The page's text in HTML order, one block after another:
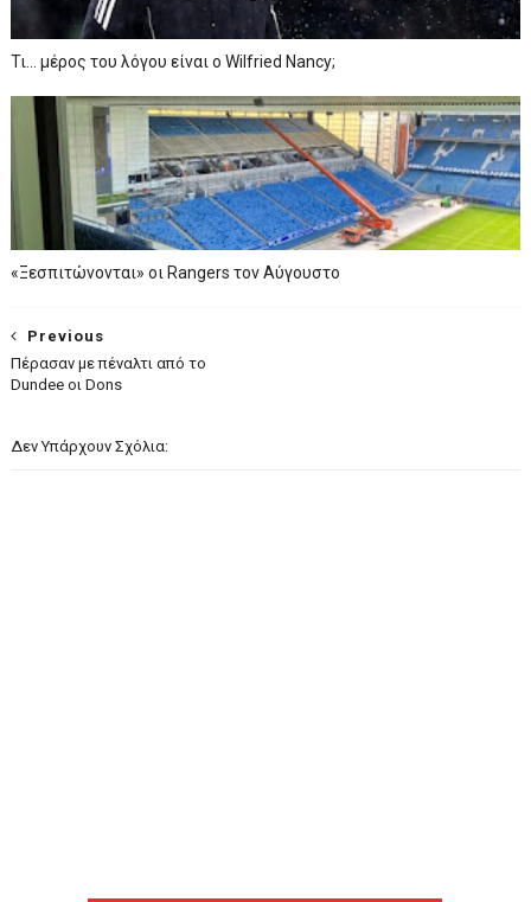
Τι… μέρος του λόγου είναι ο Wilfried Nancy;
«Ξεσπιτώνονται» οι Rangers τον Αύγουστο
Previous
Πέρασαν με πέναλτι από το
Dundee οι Dons
Δεν Υπάρχουν Σχόλια: